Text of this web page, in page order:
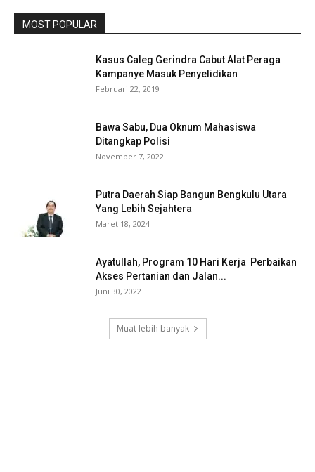
MOST POPULAR
Kasus Caleg Gerindra Cabut Alat Peraga
Kampanye Masuk Penyelidikan
Februari 22, 2019
Bawa Sabu, Dua Oknum Mahasiswa
Ditangkap Polisi
November 7, 2022
Putra Daerah Siap Bangun Bengkulu Utara
Yang Lebih Sejahtera
Maret 18, 2024
Ayatullah, Program 10 Hari Kerja Perbaikan
Akses Pertanian dan Jalan...
Juni 30, 2022
Muat lebih banyak